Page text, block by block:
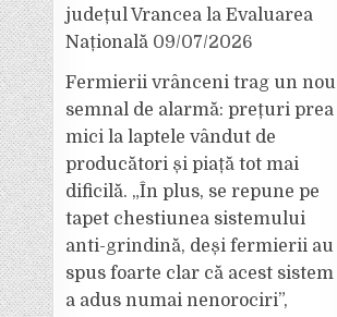
județul Vrancea la Evaluarea
Națională 09/07/2026
Fermierii vrânceni trag un nou
semnal de alarmă: prețuri prea
mici la laptele vândut de
producători și piață tot mai
dificilă. „În plus, se repune pe
tapet chestiunea sistemului
anti-grindină, deși fermierii au
spus foarte clar că acest sistem
a adus numai nenorociri”,